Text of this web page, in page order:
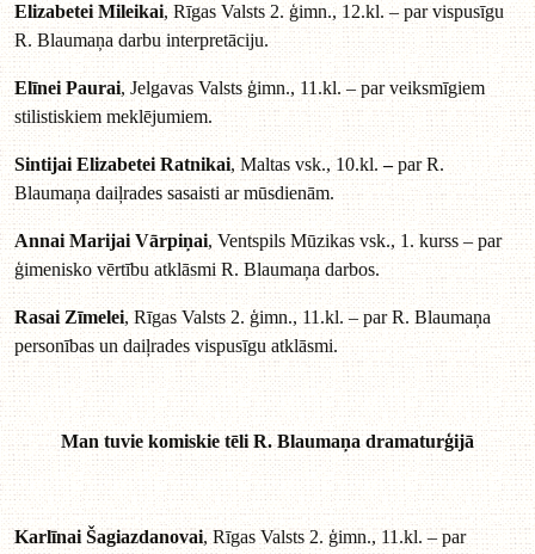
Elizabetei Mileikai, Rīgas Valsts 2. ģimn., 12.kl. – par vispusīgu
R. Blaumaņa darbu interpretāciju.
Elīnei Paurai, Jelgavas Valsts ģimn., 11.kl. – par veiksmīgiem
stilistiskiem meklējumiem.
Sintijai Elizabetei Ratnikai, Maltas vsk., 10.kl. –par R.
Blaumaņa daiļrades sasaisti ar mūsdienām.
Annai Marijai Vārpiņai, Ventspils Mūzikas vsk., 1. kurss – par
ģimenisko vērtību atklāsmi R. Blaumaņa darbos.
Rasai Zīmelei, Rīgas Valsts 2. ģimn., 11.kl. – par R. Blaumaņa
personības un daiļrades vispusīgu atklāsmi.
Man tuvie komiskie tēli R. Blaumaņa dramaturģijā
Karlīnai Šagiazdanovai, Rīgas Valsts 2. ģimn., 11.kl. – par